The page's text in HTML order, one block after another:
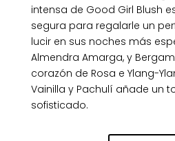
intensa de Good Girl Blush
segura para regalarle un
lucir en sus noches más
Almendra Amarga, y
corazón de Rosa e Ylang-
Vainilla y Pachulí añade un
sofisticado.